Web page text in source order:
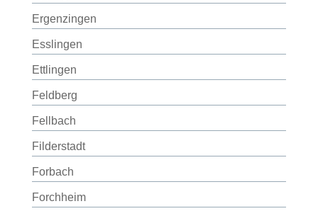
Ergenzingen
Esslingen
Ettlingen
Feldberg
Fellbach
Filderstadt
Forbach
Forchheim